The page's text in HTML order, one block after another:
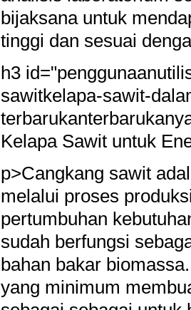
bijaksana untuk
tinggi dan sesuai
h3
sawitkelapa-sawit-
Kelapa Sawit untuk
p>Cangkang sawit
melalui proses
pertumbuhan
sudah berfungsi
bahan bakar
yang minimum